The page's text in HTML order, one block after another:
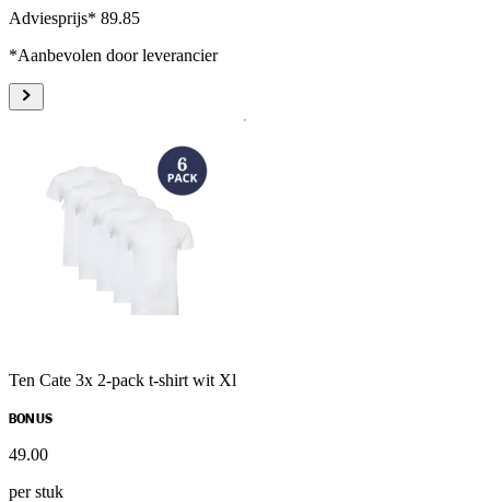
Adviesprijs* 89.85
*Aanbevolen door leverancier
Ten Cate 3x 2-pack t-shirt wit Xl
BONUS
49.00
per stuk